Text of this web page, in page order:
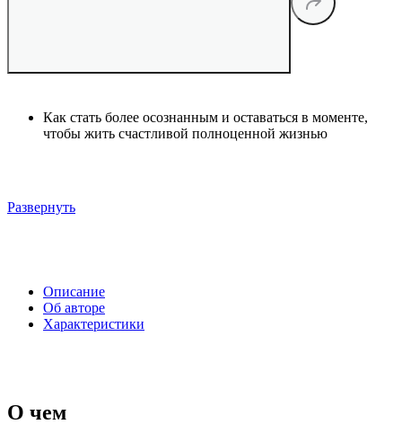
Как стать более осознанным и оставаться в моменте,
чтобы жить счастливой полноценной жизнью
Развернуть
Описание
Об авторе
Характеристики
О чем